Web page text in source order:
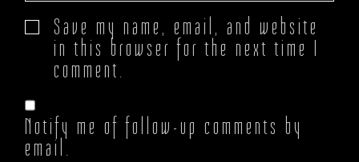
Save my name, email, and website
in this browser for the next time I
comment.
Notify me of follow-up comments by
email.